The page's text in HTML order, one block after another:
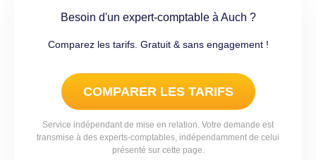
Besoin d'un expert-comptable à Auch ?
Comparez les tarifs. Gratuit & sans engagement !
COMPARER LES TARIFS
Service indépendant de mise en relation. Votre demande est
transmise à des experts-comptables, indépendamment de celui
présenté sur cette page.